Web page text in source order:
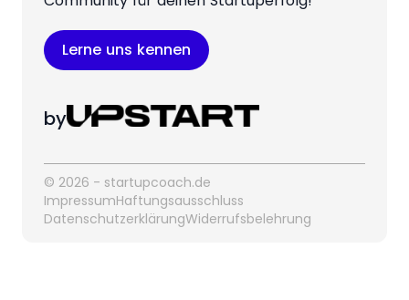
Lerne uns kennen
by
© 2026 - startupcoach.de
ImpressumHaftungsausschluss
DatenschutzerklärungWiderrufsbelehrung